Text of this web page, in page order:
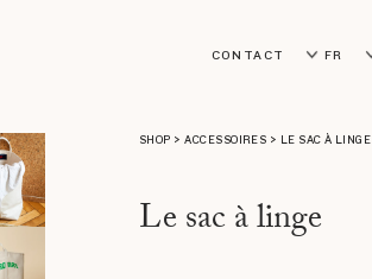
CONTACT
FR
SHOP >ACCESSOIRES > LE SAC À LINGE
Le sac à linge